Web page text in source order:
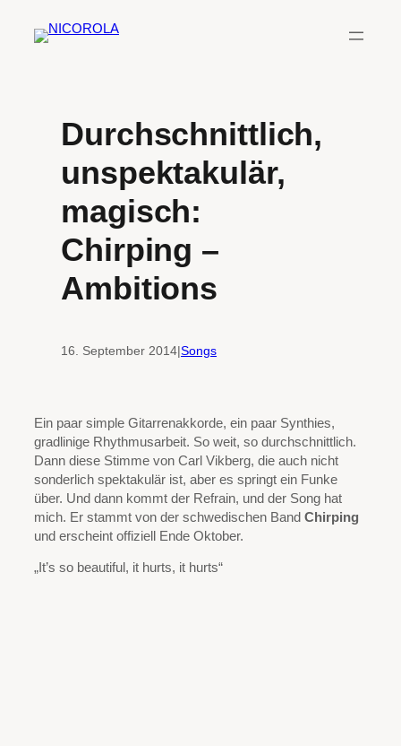
Inhalt
Durchschnittlich,
unspektakulär,
magisch:
Chirping –
Ambitions
16. September 2014|Songs
Ein paar simple Gitarrenakkorde, ein paar Synthies,
gradlinige Rhythmusarbeit. So weit, so durchschnittlich.
Dann diese Stimme von Carl Vikberg, die auch nicht
sonderlich spektakulär ist, aber es springt ein Funke
über. Und dann kommt der Refrain, und der Song hat
mich. Er stammt von der schwedischen Band Chirping
und erscheint offiziell Ende Oktober.
„It’s so beautiful, it hurts, it hurts“